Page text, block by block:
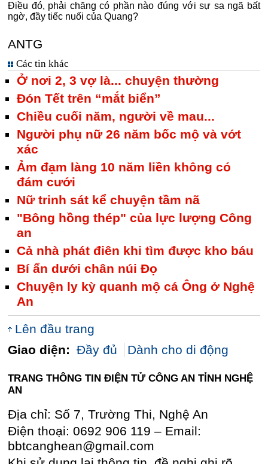
Điều đó, phải chăng có phần nào đúng với sự sa ngã bất
ngờ, đầy tiếc nuối của Quang?
ANTG
Các tin khác
Ở nơi 2, 3 vợ là... chuyện thường
Đón Tết trên “mắt biển”
Chiều cuối năm, người về mau...
Người phụ nữ 26 năm bốc mộ và vớt
xác
Ảm đạm làng 10 năm liền không có
đám cưới
Nữ trinh sát kể chuyện tầm nã
"Bông hồng thép" của lực lượng Công
an
Cả nhà phát điên khi tìm được kho báu
Bí ẩn dưới chân núi Đọ
Chuyện ly kỳ quanh mộ cá Ông ở Nghệ
An
Lên đầu trang
Giao diện: Đầy đủ Dành cho di động
TRANG THÔNG TIN ĐIỆN TỬ CÔNG AN TỈNH NGHỆ
AN
Địa chỉ: Số 7, Trường Thi, Nghệ An
Điện thoại: 0692 906 119 – Email:
bbtcanghean@gmail.com